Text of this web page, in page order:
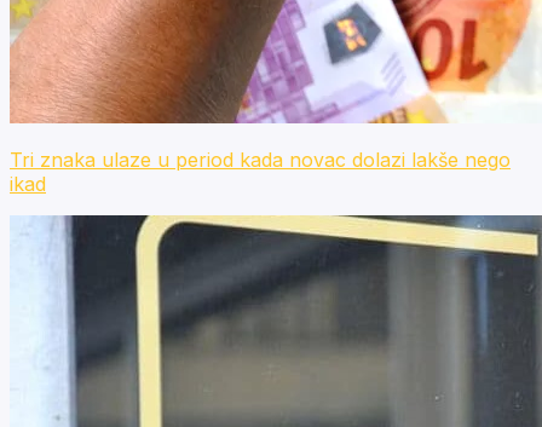
Tri znaka ulaze u period kada novac dolazi lakše nego
ikad